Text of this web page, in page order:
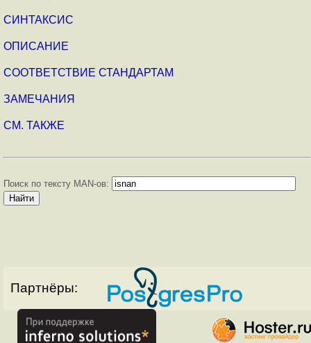
СИНТАКСИС
ОПИСАНИЕ
СООТВЕТСТВИЕ СТАНДАРТАМ
ЗАМЕЧАНИЯ
СМ. ТАКЖЕ
Поиск по тексту MAN-ов:
Партнёры: